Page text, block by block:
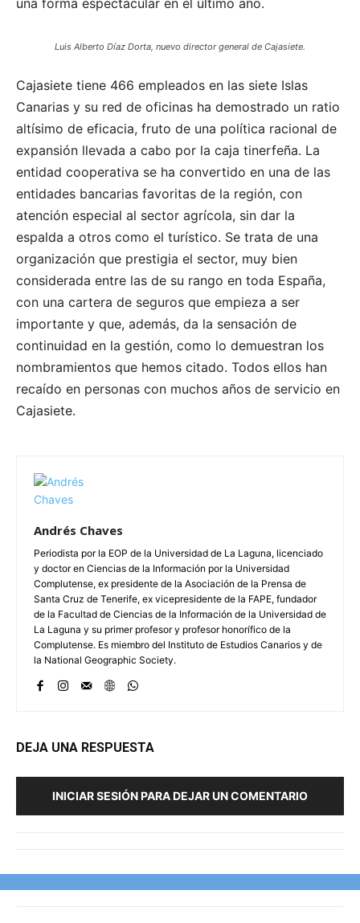
una forma espectacular en el último año.
Luis Alberto Díaz Dorta, nuevo director general de Cajasiete.
Cajasiete tiene 466 empleados en las siete Islas
Canarias y su red de oficinas ha demostrado un ratio
altísimo de eficacia, fruto de una política racional de
expansión llevada a cabo por la caja tinerfeña. La
entidad cooperativa se ha convertido en una de las
entidades bancarias favoritas de la región, con
atención especial al sector agrícola, sin dar la
espalda a otros como el turístico. Se trata de una
organización que prestigia el sector, muy bien
considerada entre las de su rango en toda España,
con una cartera de seguros que empieza a ser
importante y que, además, da la sensación de
continuidad en la gestión, como lo demuestran los
nombramientos que hemos citado. Todos ellos han
recaído en personas con muchos años de servicio en
Cajasiete.
Andrés Chaves
Periodista por la EOP de la Universidad de La Laguna, licenciado
y doctor en Ciencias de la Información por la Universidad
Complutense, ex presidente de la Asociación de la Prensa de
Santa Cruz de Tenerife, ex vicepresidente de la FAPE, fundador
de la Facultad de Ciencias de la Información de la Universidad de
La Laguna y su primer profesor y profesor honorífico de la
Complutense. Es miembro del Instituto de Estudios Canarios y de
la National Geographic Society.
DEJA UNA RESPUESTA
INICIAR SESIÓN PARA DEJAR UN COMENTARIO